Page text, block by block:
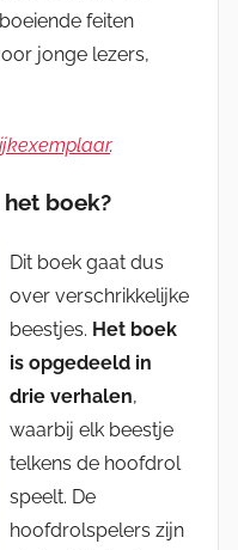
feiten
jonge lezers,
.
boek?
Dit boek gaat dus
over verschrikkelijke
beestjes. Het boek
is opgedeeld in
drie verhalen,
waarbij elk beestje
telkens de hoofdrol
speelt. De
hoofdrolspelers zijn